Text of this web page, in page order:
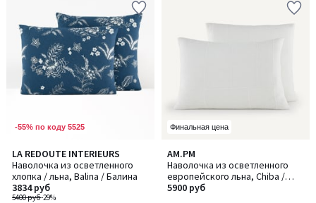
-55% по коду 5525
LA REDOUTE INTERIEURS
Наволочка из осветленного
хлопка / льна, Balina / Балина
5400 руб-29%
3834 руб
Финальная цена
AM.PM
Наволочка из осветленного
европейского льна, Chiba /
Шиба
5900 руб
4,3
/ 5